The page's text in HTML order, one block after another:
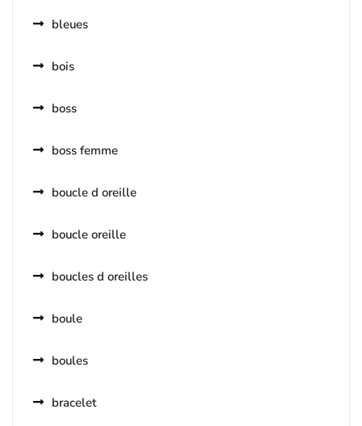
bleues
bois
boss
boss femme
boucle d oreille
boucle oreille
boucles d oreilles
boule
boules
bracelet